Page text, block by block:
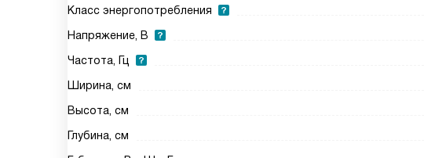
Класс энергопотребления
Напряжение, В
Частота, Гц
Ширина, см
Высота, см
Глубина, см